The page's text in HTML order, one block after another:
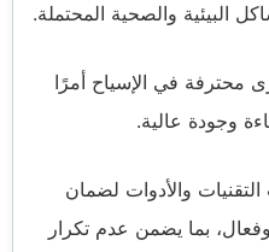
البيئية والصحية المحتملة.
محترفة في الإسياح أمرًا
وجودة عالية.
والأدوات لضمان
بما يضمن عدم تكرار